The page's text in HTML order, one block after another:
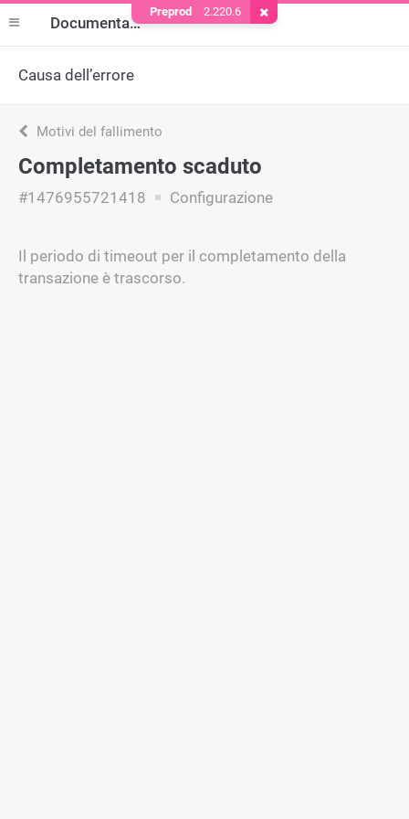
Documentazione
Causa dell’errore
Motivi del fallimento
Completamento scaduto
#1476955721418 Configurazione
Il periodo di timeout per il completamento della
transazione è trascorso.
Preprod 2.220.6 Rimuovere il cookie